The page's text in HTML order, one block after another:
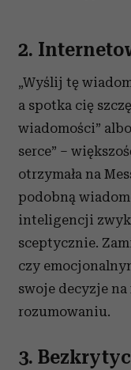
2.
„Wyślij tę
a spotka cię
wiadomości”
serce” –
otrzymała na
podobną
inteligencji
sceptycznie.
czy
swoje decyzje
rozumowaniu.
3.